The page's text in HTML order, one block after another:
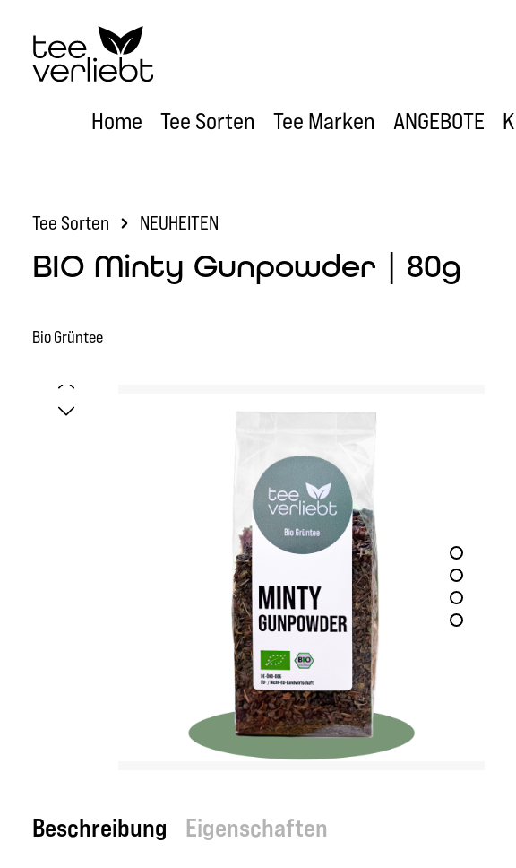
Hauptinhalt springen
Zur Hauptnavigation springen
Home Tee Sorten Tee Marken ANGEBOTE
Tee Sorten NEUHEITEN
BIO Minty Gunpowder | 80g
Bio Grüntee
Beschreibung Eigenschaften